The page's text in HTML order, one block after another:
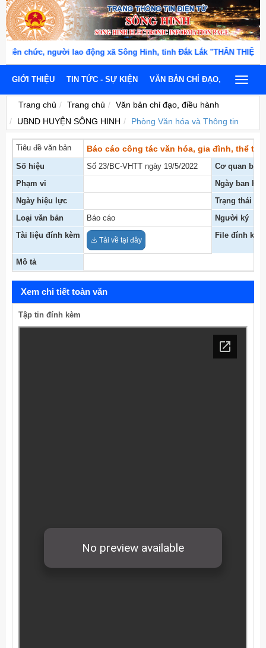
chức, người lao động xã Sông Hinh, tỉnh Đắk Lắk "THÂN THIỆN,
GIỚI THIỆU TIN TỨC - SỰ KIỆN VĂN BẢN CHỈ ĐẠO, ĐIỀU HÀNH
Toggle
Trang chủ Trang chủ
Văn bản chỉ đạo, điều hành
UBND HUYỆN SÔNG HINH
Phòng Văn hóa và Thông tin
Tiêu đề văn bản Báo cáo công tác văn hóa, gia đình, thể
Số hiệu Số 23/BC-VHTT ngày 19/5/2022
Cơ quan ban
Phạm vi
Ngày ban
Ngày hiệu lực
Trạng thái
Loại văn bản
Báo cáo
Người ký
Tài liệu đính kèm
Tải về tại đây
File đính kèm
Mô tả
Xem chi tiết toàn văn
Tập tin đính kèm